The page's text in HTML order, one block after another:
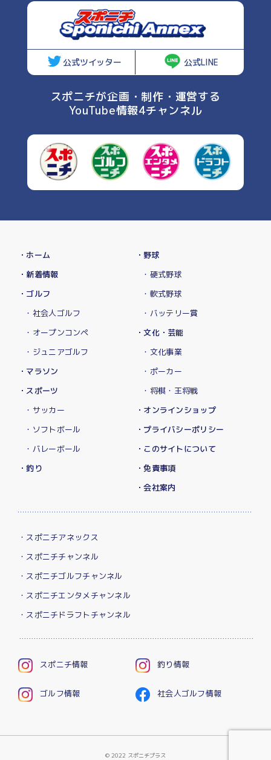
公式ツイッター 公式LINE
スポニチが企画・制作・運営する
YouTube情報4チャンネル
・ホーム
・新着情報
・ゴルフ
・社会人ゴルフ
・オープンコンペ
・ジュニアゴルフ
・マラソン
・スポーツ
・サッカー
・ソフトボール
・バレーボール
・釣り
・野球
・硬式野球
・軟式野球
・バッテリー賞
・文化・芸能
・文化事業
・ポーカー
・将棋・王将戦
・オンラインショップ
・プライバシーポリシー
・このサイトについて
・免責事項
・会社案内
・スポニチアネックス
・スポニチチャンネル
・スポニチゴルフチャンネル
・スポニチエンタメチャンネル
・スポニチドラフトチャンネル
スポニチ情報 釣り情報
ゴルフ情報 社会人ゴルフ情報
© 2022 スポニチプラス